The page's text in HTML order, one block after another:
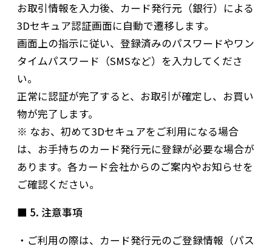
お取引情報を入力後、カード発行元（銀行）による
3Dセキュア認証画面に自動で遷移します。
画面上の指示に従い、登録済みのパスワードやワン
タイムパスワード（SMSなど）を入力してくださ
い。
正常に認証が完了すると、お取引が確定し、お買い
物が完了します。
※ なお、初めて3Dセキュアをご利用になる場合
は、お手持ちのカード発行元に登録が必要な場合が
あります。各カード会社からのご案内やお知らせを
ご確認ください。
■ 5. 注意事項
・ご利用の際は、カード発行元のご登録情報（パス